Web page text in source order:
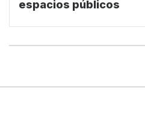
espacios públicos